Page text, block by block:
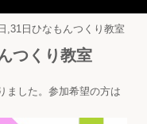
,31日ひなもんつくり教室
つくり教室
ました。参加希望の方は